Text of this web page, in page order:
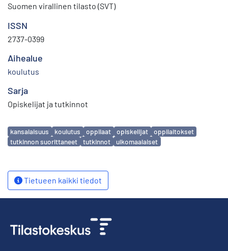
Suomen virallinen tilasto (SVT)
ISSN
2737-0399
Aihealue
koulutus
Sarja
Opiskelijat ja tutkinnot
Avainsanat
kansalaisuus koulutus oppilaat opiskelijat
oppilaitokset
tutkinnon suorittaneet
tutkinnot ulkomaalaiset
Tietueen kaikki tiedot